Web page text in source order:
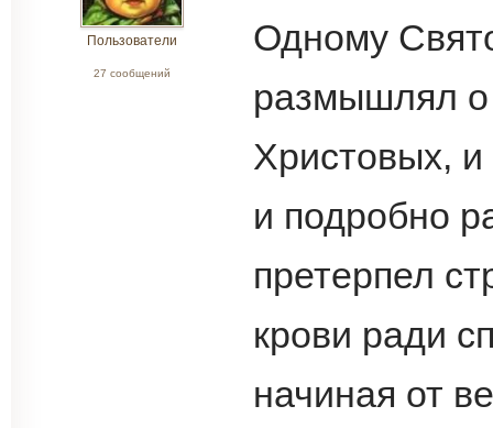
Пользователи
27 сообщений
Одному
размышлял о
Христовых, и
и подробно
претерпел
крови ради
начиная от